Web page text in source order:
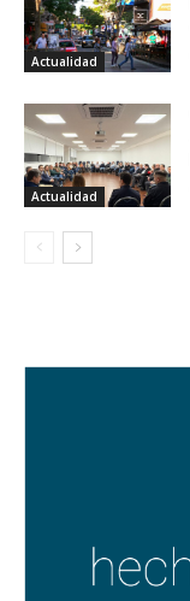
Actualidad
Actualidad